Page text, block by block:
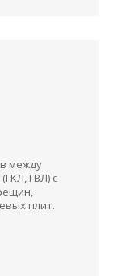
между
ГВЛ) с
плит.